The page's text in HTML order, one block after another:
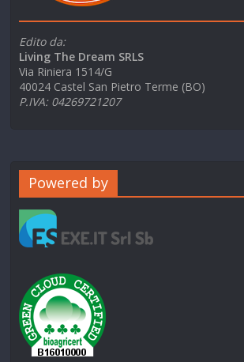
Edito da:
Living The Dream SRLS
Via Riniera 1514/G
40024 Castel San Pietro Terme (BO)
P.IVA: 04269721207
Powered by